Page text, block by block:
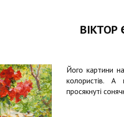
Його картини
колористів.
просякнуті